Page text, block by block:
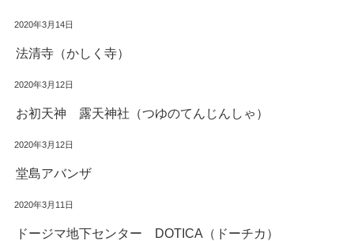
2020年3月14日
法清寺（かしく寺）
2020年3月12日
お初天神 露天神社（つゆのてんじんしゃ）
2020年3月12日
堂島アバンザ
2020年3月11日
ドージマ地下センター DOTICA（ドーチカ）